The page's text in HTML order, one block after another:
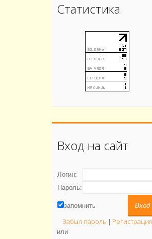
Статистика
Вход на сайт
Логин:
Пароль:
запомнить
Забыл пароль Регистрация
или